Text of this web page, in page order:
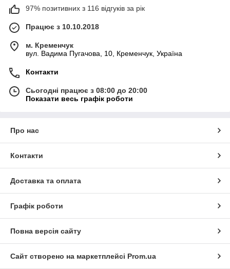
97% позитивних з 116 відгуків за рік
Працює з 10.10.2018
м. Кременчук
вул. Вадима Пугачова, 10, Кременчук, Україна
Контакти
Сьогодні працює з 08:00 до 20:00
Показати весь графік роботи
Про нас
Контакти
Доставка та оплата
Графік роботи
Повна версія сайту
Сайт створено на маркетплейсі Prom.ua